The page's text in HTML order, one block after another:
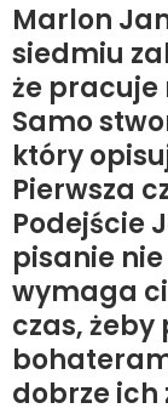
Marlon
siedmiu
że
Samo
który
Pierwsza
Podejście
pisanie
wymaga
czas, żeby
dobrze ich